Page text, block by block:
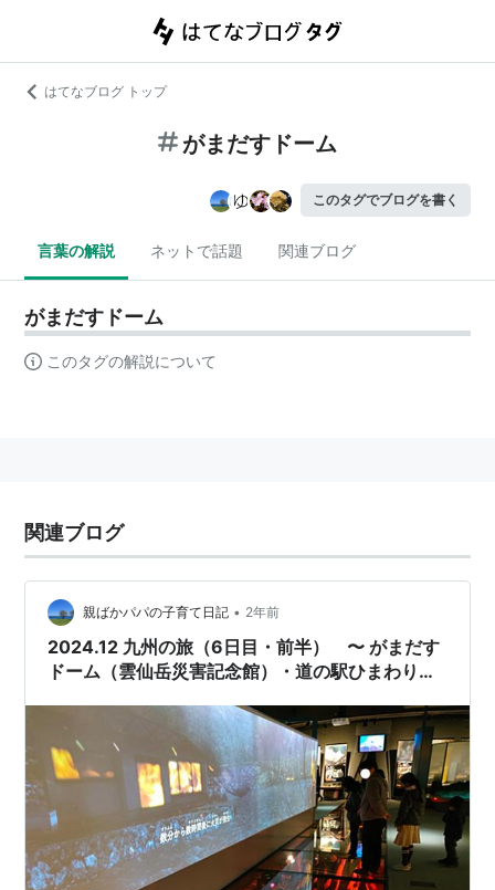
はてなブログ トップ
がまだすドーム
このタグでブログを書く
言葉の解説 ネットで話題 関連ブログ
がまだすドーム
このタグの解説について
関連ブログ
親ばかパパの子育て日記 • 2年前
2024.12 九州の旅（6日目・前半） 〜 がまだす
ドーム（雲仙岳災害記念館）・道の駅ひまわり